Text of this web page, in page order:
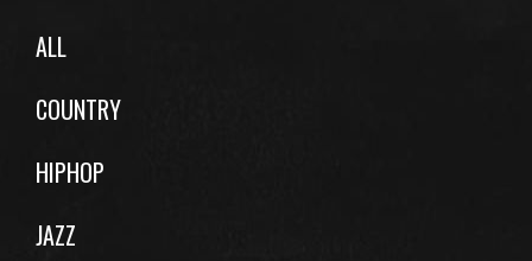
ALL
COUNTRY
HIPHOP
JAZZ